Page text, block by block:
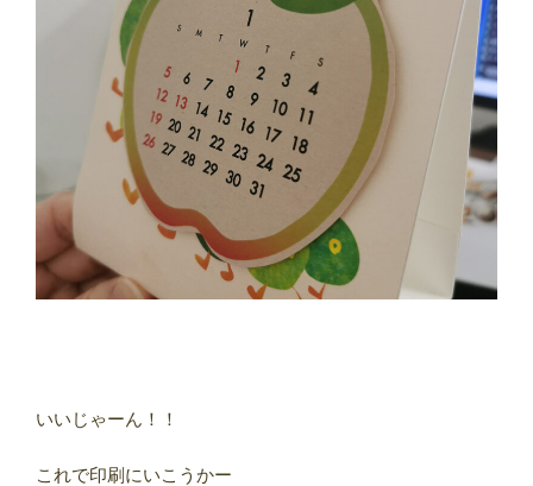
いいじゃーん！！
これで印刷にいこうかー